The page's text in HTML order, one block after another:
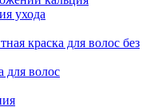
ухода
краска для волос без
для волос